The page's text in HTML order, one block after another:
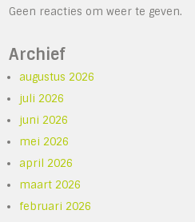
Geen reacties om weer te geven.
Archief
augustus 2026
juli 2026
juni 2026
mei 2026
april 2026
maart 2026
februari 2026